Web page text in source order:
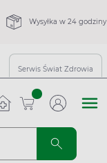
Wysyłka w 24 godziny
Serwis Świat Zdrowia
sztuk